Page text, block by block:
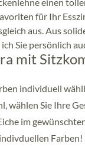
für Ihr
aus. Aus
Sie persönlich
mit
individuell
wählen Sie Ihre
im
Farben!